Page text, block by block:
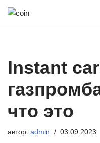
Instant
что это
автор: admin 03.09.2023